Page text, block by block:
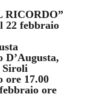
RICORDO”
22 febbraio
Siroli
ore 17.00
febbraio ore